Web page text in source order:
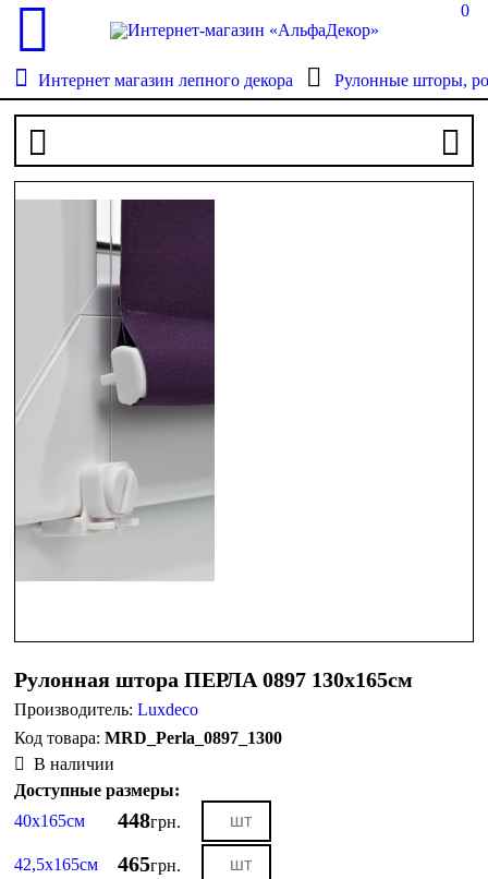
0
Интернет магазин лепного декора Рулонные шторы,
Рулонная штора ПЕРЛА 0897 130х165см
Производитель:Luxdeco
MRD_Perla_0897_1300
В наличии
Доступные размеры:
40х165см
448грн.
42,5х165см 465грн.